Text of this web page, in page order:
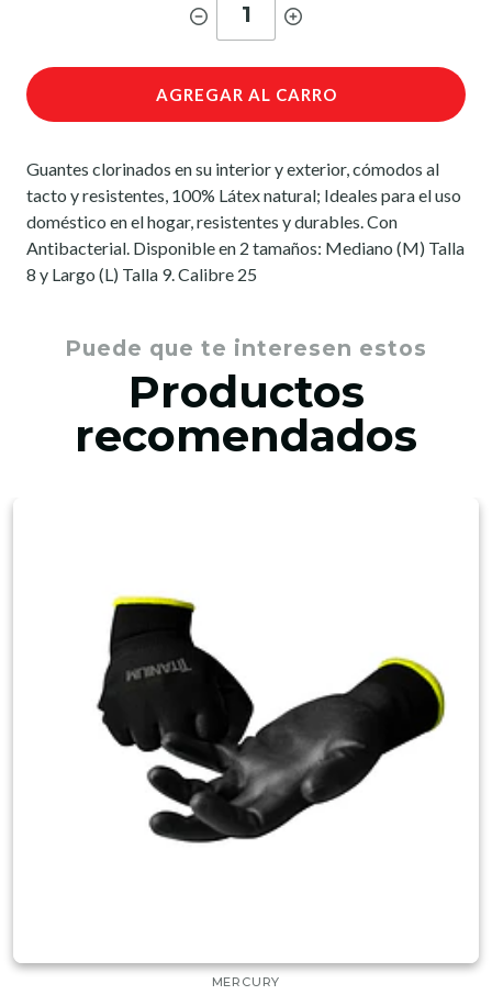
1
AGREGAR AL CARRO
Guantes clorinados en su interior y exterior, cómodos al
tacto y resistentes, 100% Látex natural; Ideales para el uso
doméstico en el hogar, resistentes y durables. Con
Antibacterial. Disponible en 2 tamaños: Mediano (M) Talla
8 y Largo (L) Talla 9. Calibre 25
Puede que te interesen estos
Productos
recomendados
MERCURY